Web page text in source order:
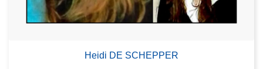
Heidi DE SCHEPPER